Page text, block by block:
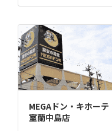
MEGAドン・キホーテ
室蘭中島店